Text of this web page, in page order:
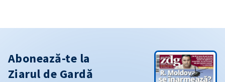
Abonează-te la
Ziarul de Gardă